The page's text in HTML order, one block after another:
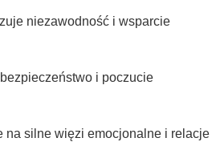
niezawodność i wsparcie
i poczucie
na silne więzi emocjonalne i relacje